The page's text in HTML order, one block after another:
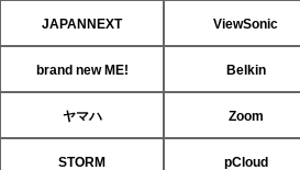
JAPANNEXT ViewSonic
brand new ME! Belkin
ヤマハ Zoom
STORM pCloud